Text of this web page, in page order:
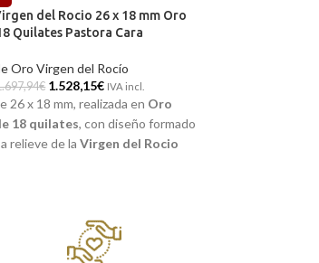
del Rocio 26 x 18 mm Oro
Quilates Pastora Cara
Oro Virgen del Rocío
€ 1.528,15€ IVA incl.
26 x 18 mm, realizada en Oro
18 quilates, con diseño formado
relieve de la Virgen del Rocio
en el tiempo. La joya que siempre
la tienes en Torres Joyeros.